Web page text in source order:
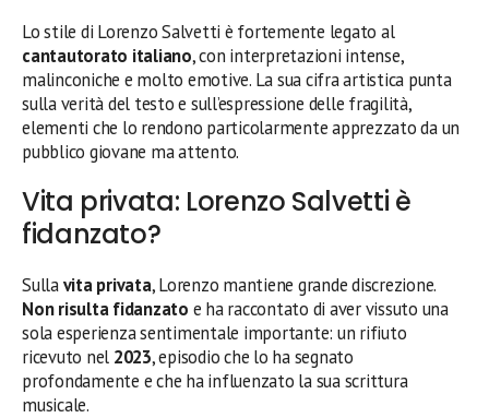
Lo stile di Lorenzo Salvetti è fortemente legato al
cantautorato italiano, con interpretazioni intense,
malinconiche e molto emotive. La sua cifra artistica punta
sulla verità del testo e sull’espressione delle fragilità,
elementi che lo rendono particolarmente apprezzato da un
pubblico giovane ma attento.
Vita privata: Lorenzo Salvetti è
fidanzato?
Sullavita privata, Lorenzo mantiene grande discrezione.
Non risulta fidanzato e ha raccontato di aver vissuto una
sola esperienza sentimentale importante: un rifiuto
ricevuto nel 2023, episodio che lo ha segnato
profondamente e che ha influenzato la sua scrittura
musicale.